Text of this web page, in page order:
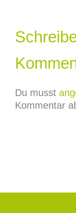
Du musst
Kommentar